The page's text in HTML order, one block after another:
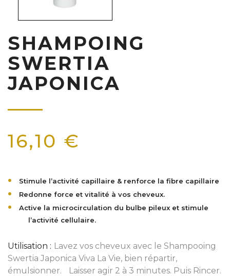
SHAMPOING
SWERTIA
JAPONICA
16,10 €
Stimule l’activité capillaire & renforce la fibre capillaire
Redonne force et vitalité à vos cheveux.
Active la microcirculation du bulbe pileux et stimule
l’activité cellulaire.
Utilisation : Lavez vos cheveux avec le Shampooing
Swertia Japonica Viva La Vie, bien répartir,
émulsionner. Laisser agir 2 à 3 minutes. Puis Rincer.